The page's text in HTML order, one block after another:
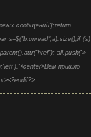
сообщений'];return
s=$("b.unread",a).size();if (s)
all.push('»
пришло